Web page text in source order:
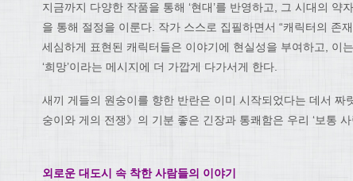
지금까지 다양한 작품을 통해 ‘현대’를 반영하고, 그 시대의 약
을 통해 절정을 이룬다. 작가 스스로 집필하면서 “캐릭터의 존
세심하게 표현된 캐릭터들은 이야기에 현실성을 부여하고, 이
‘희망’이라는 메시지에 더 가깝게 다가서게 한다.
새끼 게들의 원숭이를 향한 반란은 이미 시작되었다는 데서 짜
숭이와 게의 전쟁》의 기분 좋은 긴장과 통쾌함은 우리 ‘보통
외로운 대도시 속 착한 사람들의 이야기